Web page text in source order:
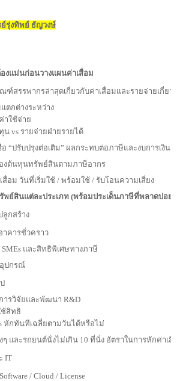
ย์รุ่งทิพย์ ธัญวงษ์
งแม่นก่อนวางแผนค่าเสื่อม
ณฑ์สรรพากรล่าสุดเกี่ยวกับค่าเสื่อมและรายจ่ายเกี่ยว
ตกต่างระหว่าง
าใช้จ่าย
น vs รายจ่ายฝ่ายรายได้
“ปรับปรุงต่อเติม” ผลกระทบต่อภาษีและงบการเงิน
งต้นทุนทรัพย์สินตามภาษีอากร
อม วันที่เริ่มใช้ / พร้อมใช้ / รับโอนความเสี่ยง
พย์สินแต่ละประเภท (พร้อมประเด็นภาษีที่พลาดบ่อย)
ลูกสร้าง
าคารชั่วคราว
SMEs และสิทธิพิเศษทางภาษี
อุปกรณ์
ารวิจัยและพัฒนา R&D
ช้สิทธิ
หักทันทีเฉลี่ยตามวันได้หรือไม่
ๆ และรถยนต์นั่งไม่เกิน 10 ที่นั่ง อัตราในการหักค่าเ
IT
/ Cloud / License